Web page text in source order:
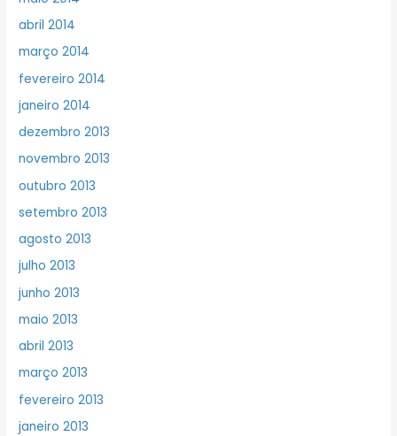
abril 2014
março 2014
fevereiro 2014
janeiro 2014
dezembro 2013
novembro 2013
outubro 2013
setembro 2013
agosto 2013
julho 2013
junho 2013
maio 2013
abril 2013
março 2013
fevereiro 2013
janeiro 2013